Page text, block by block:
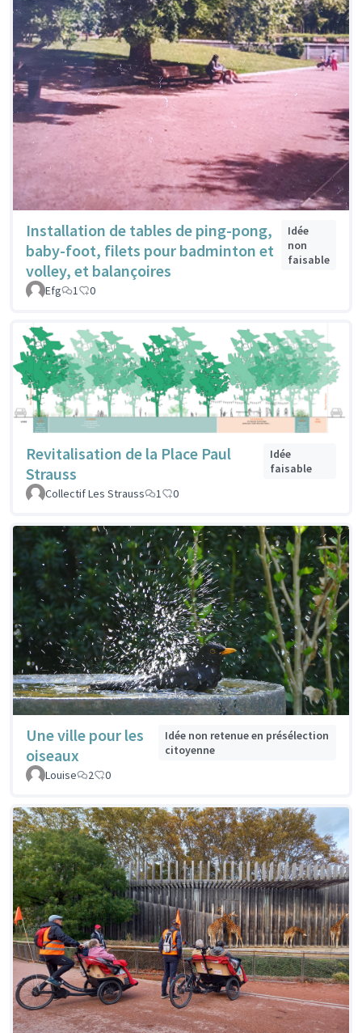
Installation de tables de ping-pong,
baby-foot, filets pour badminton et
volley, et balançoires
Idée
non
faisable
Efg 1 0
Revitalisation de la Place Paul
Strauss
Idée
faisable
Collectif Les Strauss
1 0
Une ville pour les
oiseaux
Idée non retenue en présélection
citoyenne
Louise
2 0